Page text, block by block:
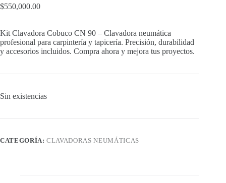
$550,000.00
Kit Clavadora Cobuco CN 90 – Clavadora neumática
profesional para carpintería y tapicería. Precisión, durabilidad
y accesorios incluidos. Compra ahora y mejora tus proyectos.
Sin existencias
CATEGORÍA:CLAVADORAS NEUMÁTICAS